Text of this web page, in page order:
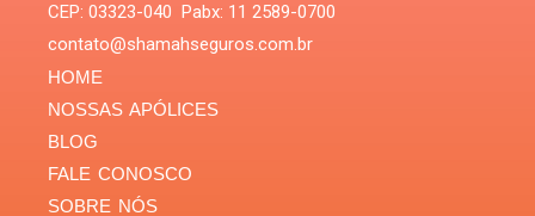
CEP: 03323-040 Pabx: 11 2589-0700
contato@shamahseguros.com.br
HOME
NOSSAS APÓLICES
BLOG
FALE CONOSCO
SOBRE NÓS